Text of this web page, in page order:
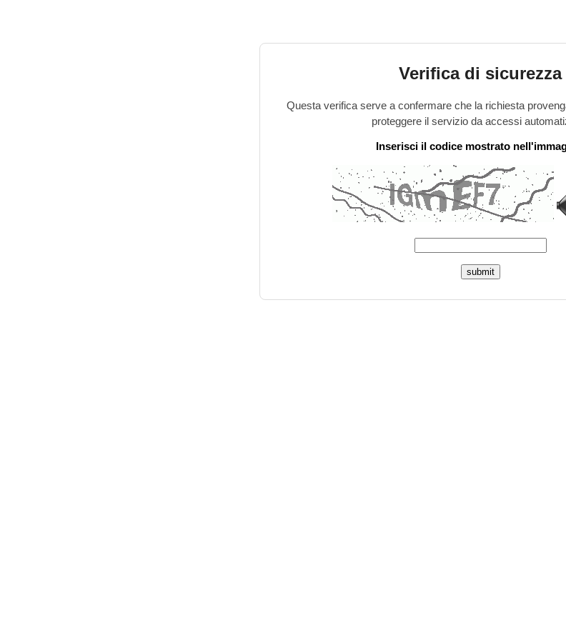
Verifica di sicurezza
Questa verifica serve a confermare che la richiesta
proteggere il servizio da accessi
Inserisci il codice mostrato
submit